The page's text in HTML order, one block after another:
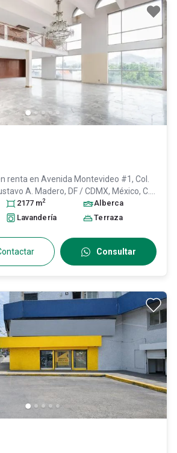
renta en Avenida Montevideo #1, Col.
A. Madero, DF / CDMX, México, C.P.
2177 m2
Alberca
Lavandería Terraza
Consultar